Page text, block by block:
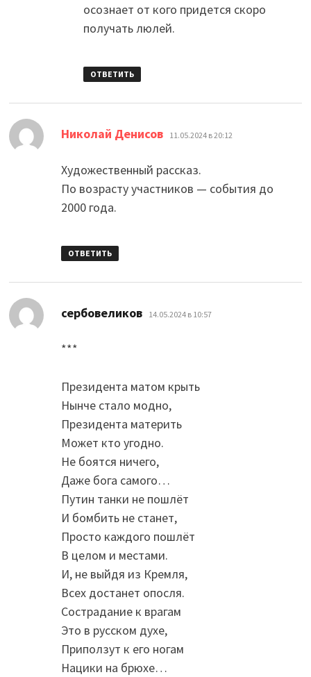
осознает от кого придется скоро
получать люлей.
ОТВЕТИТЬ
Николай Денисов: 11.05.2024 в 20:12
Художественный рассказ.
По возрасту участников — события до
2000 года.
ОТВЕТИТЬ
сербовеликов: 14.05.2024 в 10:57
***
Президента матом крыть
Нынче стало модно,
Президента материть
Может кто угодно.
Не боятся ничего,
Даже бога самого…
Путин танки не пошлёт
И бомбить не станет,
Просто каждого пошлёт
В целом и местами.
И, не выйдя из Кремля,
Всех достанет опосля.
Сострадание к врагам
Это в русском духе,
Приползут к его ногам
Нацики на брюхе…